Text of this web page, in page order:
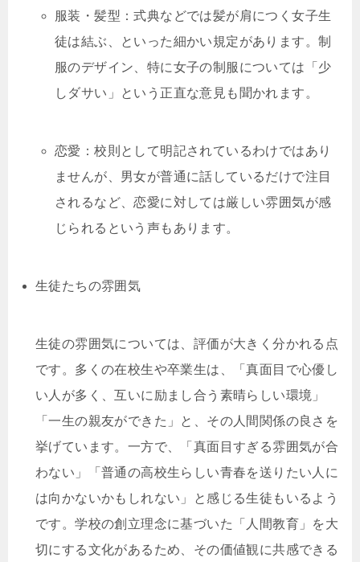
服装・髪型：式典などでは髪が肩につく女子生
徒は結ぶ、といった細かい規定があります。制
服のデザイン、特に女子の制服については「少
しダサい」という正直な意見も聞かれます。
恋愛：校則として明記されているわけではあり
ませんが、男女が普通に話しているだけで注目
されるなど、恋愛に対しては厳しい雰囲気が感
じられるという声もあります。
生徒たちの雰囲気
生徒の雰囲気については、評価が大きく分かれる点
です。多くの在校生や卒業生は、「真面目で心優し
い人が多く、互いに励まし合う素晴らしい環境」
「一生の親友ができた」と、その人間関係の良さを
挙げています。一方で、「真面目すぎる雰囲気が合
わない」「普通の高校生らしい青春を送りたい人に
は向かないかもしれない」と感じる生徒もいるよう
です。学校の創立理念に基づいた「人間教育」を大
切にする文化があるため、その価値観に共感できる